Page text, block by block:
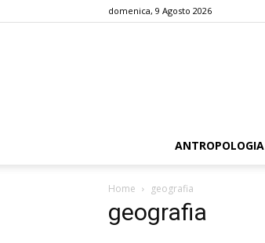
domenica, 9 Agosto 2026
ANTROPOLOGIA
Home geografia
geografia